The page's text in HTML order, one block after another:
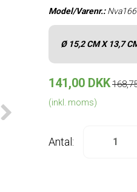
Model/Varenr.:
Ø 15,2 CM X 13,7
141,00 DKK
(inkl. moms)
Antal: